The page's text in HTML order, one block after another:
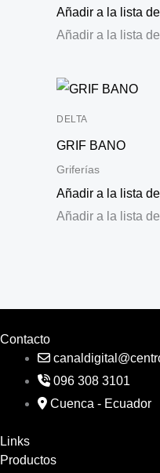
Añadir a la lista
Añadir a la lista
DELTA
GRIF BANO
Griferías
Añadir a la lista
Añadir a la lista
Contacto
096 308 3101
Cuenca - Ecuador
Links
Productos